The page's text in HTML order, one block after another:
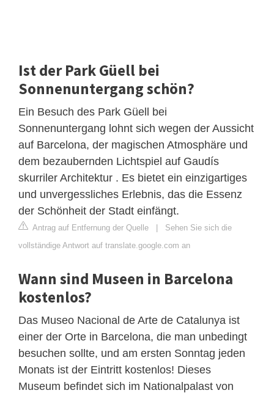
Ist der Park Güell bei
Sonnenuntergang schön?
Ein Besuch des Park Güell bei
Sonnenuntergang lohnt sich wegen der Aussicht
auf Barcelona, ​​der magischen Atmosphäre und
dem bezaubernden Lichtspiel auf Gaudís
skurriler Architektur . Es bietet ein einzigartiges
und unvergessliches Erlebnis, das die Essenz
der Schönheit der Stadt einfängt.
Antrag auf Entfernung der Quelle | Sehen Sie sich die
vollständige Antwort auf translate.google.com an
Wann sind Museen in Barcelona
kostenlos?
Das Museo Nacional de Arte de Catalunya ist
einer der Orte in Barcelona, die man unbedingt
besuchen sollte, und am ersten Sonntag jeden
Monats ist der Eintritt kostenlos! Dieses
Museum befindet sich im Nationalpalast von